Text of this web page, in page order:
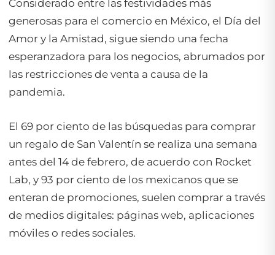
Considerado entre las festividades más
generosas para el comercio en México, el Día del
Amor y la Amistad, sigue siendo una fecha
esperanzadora para los negocios, abrumados por
las restricciones de venta a causa de la
pandemia.
El 69 por ciento de las búsquedas para comprar
un regalo de San Valentín se realiza una semana
antes del 14 de febrero, de acuerdo con Rocket
Lab, y 93 por ciento de los mexicanos que se
enteran de promociones, suelen comprar a través
de medios digitales: páginas web, aplicaciones
móviles o redes sociales.